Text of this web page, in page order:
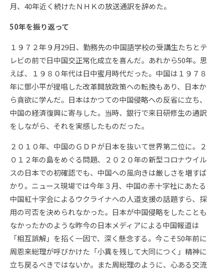
月、40年近く続けたＮＨＫの放送通訳を辞めた。
50年を振り返って
１９７２年９月29日、勤務先の中国語学校の受講生たちとテ
レビの前で日中国交正常化成立を喜んだ。あれから50年。思
えば、１９８０年代は日中蜜月時代だった。中国は１９７８
年に鄧小平が提唱した改革開放政策への転換もあり、日本か
ら貪欲に学んだ。日本はかつての中国侵略への反省に立ち、
中国の経済復興に寄与した。当時、銀行で来日研修生の通訳
をしながら、それを実感したものだった。
２０１０年、中国のＧＤＰが日本を抜いて世界第二位に。２
０１２年の島をめぐる問題、２０２０年の新型コロナウイル
スの日本での初確認でも、中国への風向きは厳しさを増すば
かり。ニュース現場では今年３月、中国の赤十字社にあたる
中国紅十字会によるウクライナへの人道支援の話題すら、採
用の可否を決められなかった。日本が中国侵略をしたことも
なかったかのような昨今の日本メディアによる中国報道は
「相互誤解」を招く一因で、深く懸念する。今こそ50年前に
周恩来総理が呼びかけた「小異を残して大同につく」精神に
立ち戻るべきではないか。また周総理のように、心ある交流